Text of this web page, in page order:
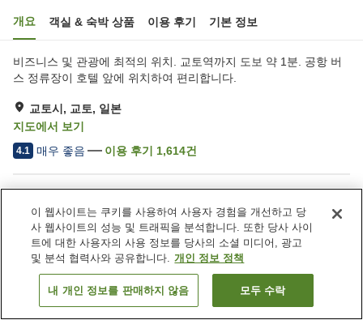
개요 객실 & 숙박 상품 이용 후기 기본 정보
비즈니스 및 관광에 최적의 위치. 교토역까지 도보 약 1분. 공항 버
스 정류장이 호텔 앞에 위치하여 편리합니다.
교토시, 교토, 일본
지도에서 보기
4.1 매우 좋음 이용 후기 1,614건
스파 / 미용실
레스토랑
자동판매기
회의실
객실 보기
이 웹사이트는 쿠키를 사용하여 사용자 경험을 개선하고 당
사 웹사이트의 성능 및 트래픽을 분석합니다. 또한 당사 사이
트에 대한 사용자의 사용 정보를 당사의 소셜 미디어, 광고
및 분석 협력사와 공유합니다. 개인 정보 정책
내 개인 정보를 판매하지 않음 모두 수락